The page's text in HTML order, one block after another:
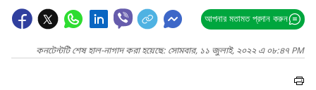
আপনার মতামত প্রদান করুন
কনটেন্টটি শেষ হাল-নাগাদ করা হয়েছে: সোমবার, ১১ জুলাই, ২০২২ এ ০৮:৪৭ PM